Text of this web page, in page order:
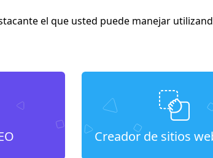
el que usted puede manejar
Creador de sitios